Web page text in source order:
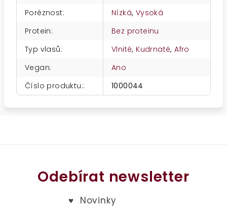
Poréznost: Nízká, Vysoká
Protein:
Bez proteinu
Typ vlasů: Vlnité, Kudrnaté,Afro
Vegan:
Ano
Číslo produktu:: 1000044
Odebírat newsletter